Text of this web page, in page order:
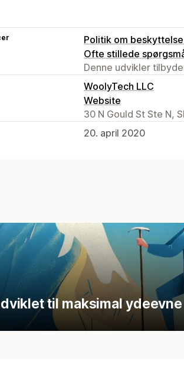
Politik om
Ofte stillede
Denne udvikler
WoolyTech LLC
Website
30 N Gould St Ste N,
20. april 2020
til maksimal ydeevne